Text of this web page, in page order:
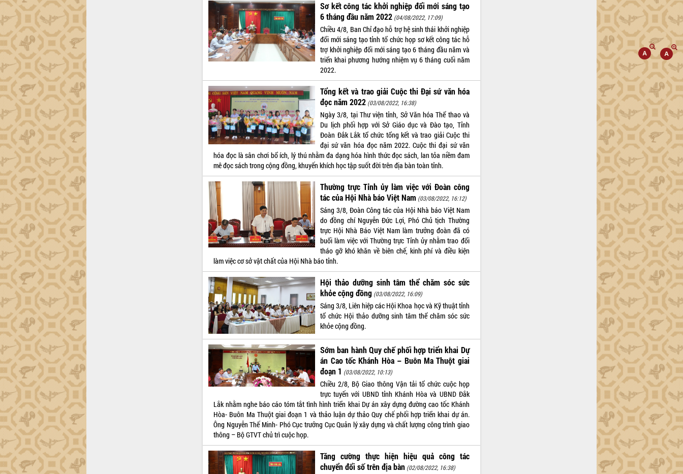
Sơ kết công tác khởi nghiệp đổi mới sáng tạo
6 tháng đầu năm 2022 (04/08/2022, 17:09)
Chiều 4/8, Ban Chỉ đạo hỗ trợ hệ sinh thái khởi nghiệp
đổi mới sáng tạo tỉnh tổ chức họp sơ kết công tác hỗ
trợ khởi nghiệp đổi mới sáng tạo 6 tháng đầu năm và
triển khai phương hướng nhiệm vụ 6 tháng cuối năm
2022.
Tổng kết và trao giải Cuộc thi Đại sứ văn hóa
đọc năm 2022 (03/08/2022, 16:38)
Ngày 3/8, tại Thư viện tỉnh, Sở Văn hóa Thể thao và
Du lịch phối hợp với Sở Giáo dục và Đào tạo, Tỉnh
Đoàn Đắk Lắk tổ chức tổng kết và trao giải Cuộc thi
đại sứ văn hóa đọc năm 2022. Cuộc thi đại sứ văn
hóa đọc là sân chơi bổ ích, lý thú nhằm đa dạng hóa hình thức đọc sách, lan tỏa niềm đam
mê đọc sách trong cộng đồng, khuyến khích học tập suốt đời trên địa bàn toàn tỉnh.
Thường trực Tỉnh ủy làm việc với Đoàn công
tác của Hội Nhà báo Việt Nam (03/08/2022, 16:12)
Sáng 3/8, Đoàn Công tác của Hội Nhà báo Việt Nam
do đồng chí Nguyễn Đức Lợi, Phó Chủ tịch Thường
trực Hội Nhà Báo Việt Nam làm trưởng đoàn đã có
buổi làm việc với Thường trực Tỉnh ủy nhằm trao đổi
tháo gỡ khó khăn về biên chế, kinh phí và điều kiện
làm việc cơ sở vật chất của Hội Nhà báo tỉnh.
Hội thảo dưỡng sinh tâm thể chăm sóc sức
khỏe cộng đồng (03/08/2022, 16:09)
Sáng 3/8, Liên hiệp các Hội Khoa học và Kỹ thuật tỉnh
tổ chức Hội thảo dưỡng sinh tâm thể chăm sóc sức
khỏe cộng đồng.
Sớm ban hành Quy chế phối hợp triển khai Dự
án Cao tốc Khánh Hòa – Buôn Ma Thuột giai
đoạn 1 (03/08/2022, 10:13)
Chiều 2/8, Bộ Giao thông Vận tải tổ chức cuộc họp
trực tuyến với UBND tỉnh Khánh Hòa và UBND Đắk
Lắk nhằm nghe báo cáo tóm tắt tình hình triển khai Dự án xây dựng đường cao tốc Khánh
Hòa- Buôn Ma Thuột giai đoạn 1 và thảo luận dự thảo Quy chế phối hợp triển khai dự án.
Ông Nguyễn Thế Minh- Phó Cục trưởng Cục Quản lý xây dựng và chất lượng công trình giao
thông – Bộ GTVT chủ trì cuộc họp.
Tăng cường thực hiện hiệu quả công tác
chuyển đổi số trên địa bàn (02/08/2022, 16:38)